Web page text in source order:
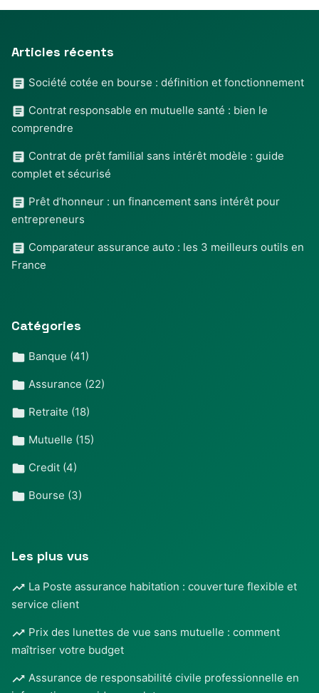
Articles récents
Société cotée en bourse : définition et fonctionnement
Contrat responsable en mutuelle santé : bien le
comprendre
Contrat de prêt familial sans intérêt modèle : guide
complet et sécurisé
Prêt d’honneur : un financement sans intérêt pour
entrepreneurs
Comparateur assurance auto : les 3 meilleurs outils en
France
Catégories
Banque (41)
Assurance (22)
Retraite (18)
Mutuelle (15)
Credit (4)
Bourse (3)
Les plus vus
La Poste assurance habitation : couverture flexible et
service client
Prix des lunettes de vue sans mutuelle : comment
maîtriser votre budget
Assurance de responsabilité civile professionnelle en